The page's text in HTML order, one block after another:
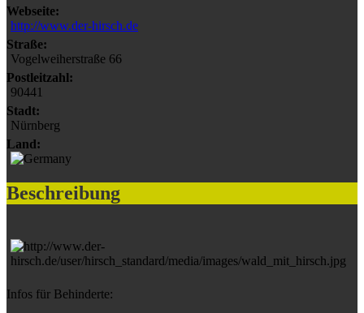
Webseite:
http://www.der-hirsch.de
Straße:
Vogelweiherstraße 66
Postleitzahl:
90441
Stadt:
Nürnberg
Land:
Beschreibung
Infos für Behinderte: